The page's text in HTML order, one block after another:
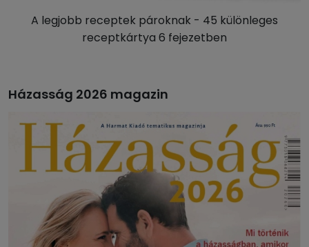
A legjobb receptek pároknak - 45 különleges
receptkártya 6 fejezetben
Házasság 2026 magazin